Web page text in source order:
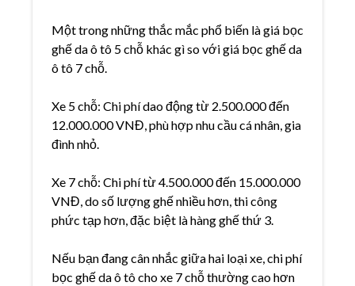
Một trong những thắc mắc phổ biến là giá bọc
ghế da ô tô 5 chỗ khác gì so với giá bọc ghế da
ô tô 7 chỗ.
Xe 5 chỗ: Chi phí dao động từ 2.500.000 đến
12.000.000 VNĐ, phù hợp nhu cầu cá nhân, gia
đình nhỏ.
Xe 7 chỗ: Chi phí từ 4.500.000 đến 15.000.000
VNĐ, do số lượng ghế nhiều hơn, thi công
phức tạp hơn, đặc biệt là hàng ghế thứ 3.
Nếu bạn đang cân nhắc giữa hai loại xe, chi phí
bọc ghế da ô tô cho xe 7 chỗ thường cao hơn